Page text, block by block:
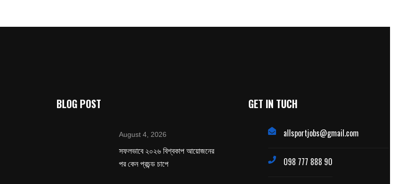
BLOG POST
August 4, 2026
সফলভাবে ২০২৬ বিশ্বকাপ আয়োজনের
পর কেন প্রচন্ড চাপে
GET IN TUCH
allsportjobs@gmail.com
098 777 888 90